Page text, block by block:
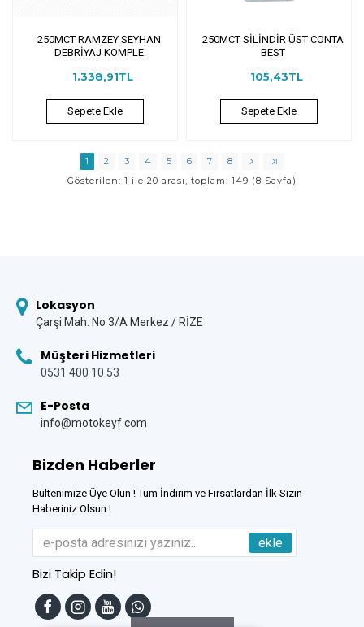
Tek Tıkla Ödeme Kolaylığı
250MCT RAMZEY SEYHAN
DEBRİYAJ KOMPLE
1.338,91TL
Sepete Ekle
250MCT SİLİNDİR ÜST CONTA
BEST
105,43TL
Sepete Ekle
1 2 3 4 5 6 7
8
Gösterilen: 1 ile 20 arası, toplam: 149 (8 Sayfa)
Lokasyon
Çarşi Mah. No 3/A Merkez / RİZE
Müşteri Hizmetleri
0531 400 10 53
E-Posta
info@motokeyf.com
Bizden Haberler
Bültenimize Üye Olun ! Tüm İndirim ve Fırsatlardan İlk Sizin
Haberiniz Olsun !
ekle
Bizi Takip Edin!